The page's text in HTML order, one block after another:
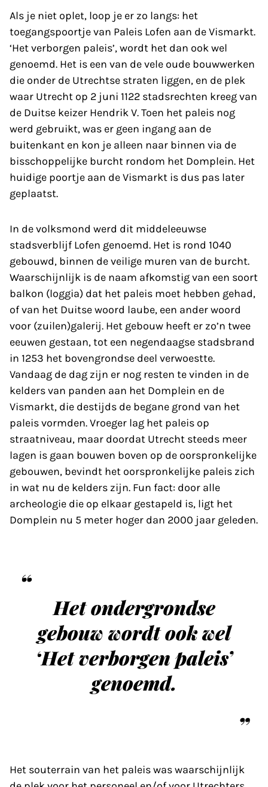
Als je niet oplet, loop je er zo langs: het
toegangspoortje van Paleis Lofen aan de Vismarkt.
‘Het verborgen paleis’, wordt het dan ook wel
genoemd. Het is een van de vele oude bouwwerken
die onder de Utrechtse straten liggen, en de plek
waar Utrecht op 2 juni 1122 stadsrechten kreeg van
de Duitse keizer Hendrik V. Toen het paleis nog
werd gebruikt, was er geen ingang aan de
buitenkant en kon je alleen naar binnen via de
bisschoppelijke burcht rondom het Domplein. Het
huidige poortje aan de Vismarkt is dus pas later
geplaatst.
In de volksmond werd dit middeleeuwse
stadsverblijf Lofen genoemd. Het is rond 1040
gebouwd, binnen de veilige muren van de burcht.
Waarschijnlijk is de naam afkomstig van een soort
balkon (loggia) dat het paleis moet hebben gehad,
of van het Duitse woord laube, een ander woord
voor (zuilen)galerij. Het gebouw heeft er zo’n twee
eeuwen gestaan, tot een negendaagse stadsbrand
in 1253 het bovengrondse deel verwoestte.
Vandaag de dag zijn er nog resten te vinden in de
kelders van panden aan het Domplein en de
Vismarkt, die destijds de begane grond van het
paleis vormden. Vroeger lag het paleis op
straatniveau, maar doordat Utrecht steeds meer
lagen is gaan bouwen boven op de oorspronkelijke
gebouwen, bevindt het oorspronkelijke paleis zich
in wat nu de kelders zijn. Fun fact: door alle
archeologie die op elkaar gestapeld is, ligt het
Domplein nu 5 meter hoger dan 2000 jaar geleden.
Het ondergrondse
gebouw wordt ook wel
‘Het verborgen paleis’
genoemd.
Het souterrain van het paleis was waarschijnlijk